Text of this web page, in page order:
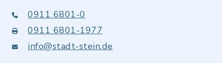
0911 6801-0
0911 6801-1977
info@stadt-stein.de